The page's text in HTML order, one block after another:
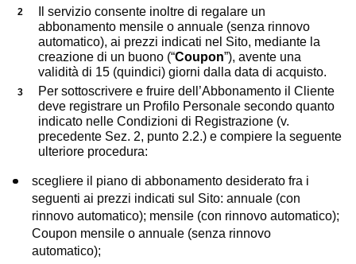
Il servizio consente inoltre di regalare un
abbonamento mensile o annuale (senza rinnovo
automatico), ai prezzi indicati nel Sito, mediante la
creazione di un buono (“Coupon”), avente una
validità di 15 (quindici) giorni dalla data di acquisto.
Per sottoscrivere e fruire dell’Abbonamento il Cliente
deve registrare un Profilo Personale secondo quanto
indicato nelle Condizioni di Registrazione (v.
precedente Sez. 2, punto 2.2.) e compiere la seguente
ulteriore procedura:
scegliere il piano di abbonamento desiderato fra i
seguenti ai prezzi indicati sul Sito: annuale (con
rinnovo automatico); mensile (con rinnovo automatico);
Coupon mensile o annuale (senza rinnovo
automatico);